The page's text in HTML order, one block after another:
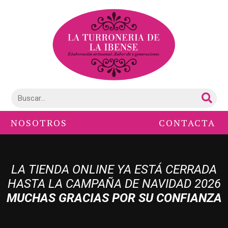
NOSOTROS CONTACTA
LA TIENDA ONLINE YA ESTÁ CERRADA
HASTA LA CAMPAÑA DE NAVIDAD 2026
MUCHAS GRACIAS POR SU CONFIANZA